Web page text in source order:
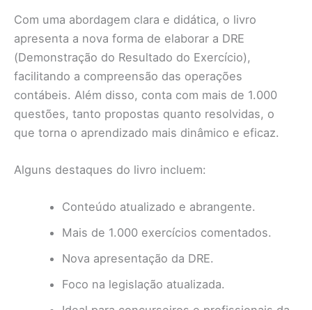
Com uma abordagem clara e didática, o livro
apresenta a nova forma de elaborar a DRE
(Demonstração do Resultado do Exercício),
facilitando a compreensão das operações
contábeis. Além disso, conta com mais de 1.000
questões, tanto propostas quanto resolvidas, o
que torna o aprendizado mais dinâmico e eficaz.
Alguns destaques do livro incluem:
Conteúdo atualizado e abrangente.
Mais de 1.000 exercícios comentados.
Nova apresentação da DRE.
Foco na legislação atualizada.